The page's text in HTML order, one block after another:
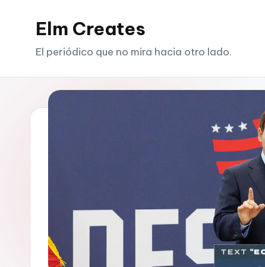
Elm Creates
El periódico que no mira hacia otro lado.